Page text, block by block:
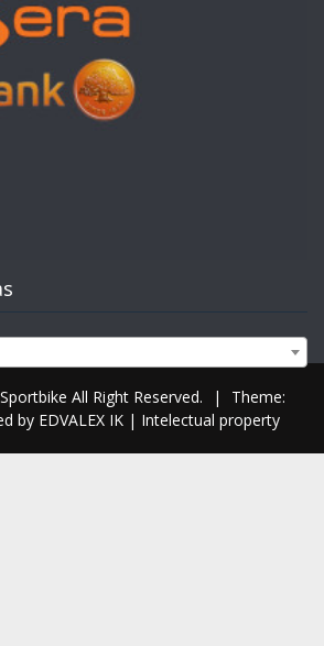
All Right Reserved. |
Theme:
by EDVALEX IK | Intelectual property